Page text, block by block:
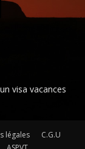
visa vacances
légales
C.G.U